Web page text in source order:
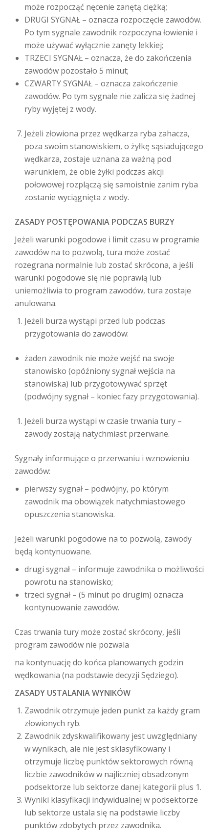
może rozpocząć nęcenie zanętą ciężką;
DRUGI SYGNAŁ – oznacza rozpoczęcie zawodów.
Po tym sygnale zawodnik rozpoczyna łowienie i
może używać wyłącznie zanęty lekkiej;
TRZECI SYGNAŁ – oznacza, że do zakończenia
zawodów pozostało 5 minut;
CZWARTY SYGNAŁ – oznacza zakończenie
zawodów. Po tym sygnale nie zalicza się żadnej
ryby wyjętej z wody.
Jeżeli złowiona przez wędkarza ryba zahacza,
poza swoim stanowiskiem, o żyłkę sąsiadującego
wędkarza, zostaje uznana za ważną pod
warunkiem, że obie żyłki podczas akcji
połowowej rozplączą się samoistnie zanim ryba
zostanie wyciągnięta z wody.
ZASADY POSTĘPOWANIA PODCZAS BURZY
Jeżeli warunki pogodowe i limit czasu w programie
zawodów na to pozwolą, tura może zostać
rozegrana normalnie lub zostać skrócona, a jeśli
warunki pogodowe się nie poprawią lub
uniemożliwia to program zawodów, tura zostaje
anulowana.
Jeżeli burza wystąpi przed lub podczas
przygotowania do zawodów:
żaden zawodnik nie może wejść na swoje
stanowisko (opóźniony sygnał wejścia na
stanowiska) lub przygotowywać sprzęt
(podwójny sygnał – koniec fazy przygotowania).
Jeżeli burza wystąpi w czasie trwania tury –
zawody zostają natychmiast przerwane.
Sygnały informujące o przerwaniu i wznowieniu
zawodów:
pierwszy sygnał – podwójny, po którym
zawodnik ma obowiązek natychmiastowego
opuszczenia stanowiska.
Jeżeli warunki pogodowe na to pozwolą, zawody
będą kontynuowane.
drugi sygnał – informuje zawodnika o możliwości
powrotu na stanowisko;
trzeci sygnał – (5 minut po drugim) oznacza
kontynuowanie zawodów.
Czas trwania tury może zostać skrócony, jeśli
program zawodów nie pozwala
na kontynuację do końca planowanych godzin
wędkowania (na podstawie decyzji Sędziego).
ZASADY USTALANIA WYNIKÓW
Zawodnik otrzymuje jeden punkt za każdy gram
złowionych ryb.
Zawodnik zdyskwalifikowany jest uwzględniany
w wynikach, ale nie jest sklasyfikowany i
otrzymuje liczbę punktów sektorowych równą
liczbie zawodników w najliczniej obsadzonym
podsektorze lub sektorze danej kategorii plus 1.
Wyniki klasyfikacji indywidualnej w podsektorze
lub sektorze ustala się na podstawie liczby
punktów zdobytych przez zawodnika.